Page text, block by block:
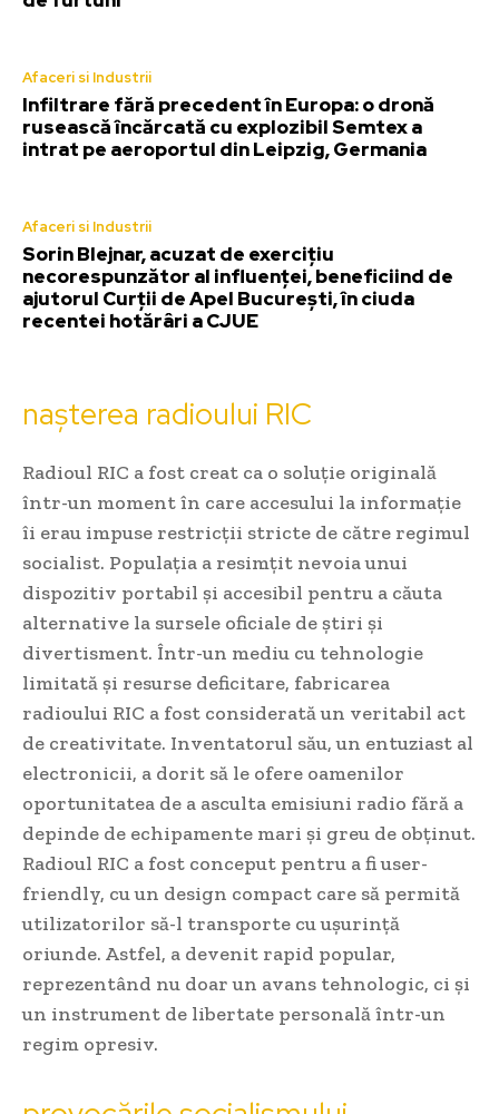
Afaceri si Industrii
Infiltrare fără precedent în Europa: o dronă
rusească încărcată cu explozibil Semtex a
intrat pe aeroportul din Leipzig, Germania
Afaceri si Industrii
Sorin Blejnar, acuzat de exercițiu
necorespunzător al influenței, beneficiind de
ajutorul Curții de Apel București, în ciuda
recentei hotărâri a CJUE
nașterea radioului RIC
Radioul RIC a fost creat ca o soluție originală
într-un moment în care accesului la informație
îi erau impuse restricții stricte de către regimul
socialist. Populația a resimțit nevoia unui
dispozitiv portabil și accesibil pentru a căuta
alternative la sursele oficiale de știri și
divertisment. Într-un mediu cu tehnologie
limitată și resurse deficitare, fabricarea
radioului RIC a fost considerată un veritabil act
de creativitate. Inventatorul său, un entuziast al
electronicii, a dorit să le ofere oamenilor
oportunitatea de a asculta emisiuni radio fără a
depinde de echipamente mari și greu de obținut.
Radioul RIC a fost conceput pentru a fi user-
friendly, cu un design compact care să permită
utilizatorilor să-l transporte cu ușurință
oriunde. Astfel, a devenit rapid popular,
reprezentând nu doar un avans tehnologic, ci și
un instrument de libertate personală într-un
regim opresiv.